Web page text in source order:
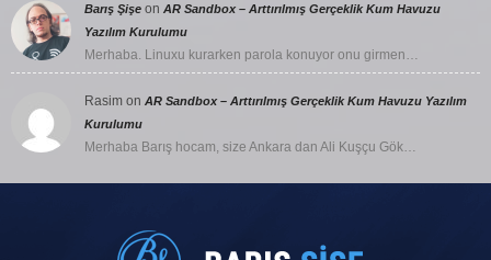
Barış Şişe on AR Sandbox – Arttırılmış Gerçeklik Kum Havuzu
Yazılım Kurulumu
Merhaba. Linuxu kurarken parola konuyor onu girmen…
Rasim on AR Sandbox – Arttırılmış Gerçeklik Kum Havuzu Yazılım
Kurulumu
Merhaba Barış hocam, size Ankara dan Ali Kuşçu Gök…